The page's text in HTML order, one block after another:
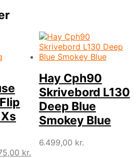
kr.
Hay Cph90
Skrivebord L130
Deep Blue
Smokey Blue
6.499,00 kr.